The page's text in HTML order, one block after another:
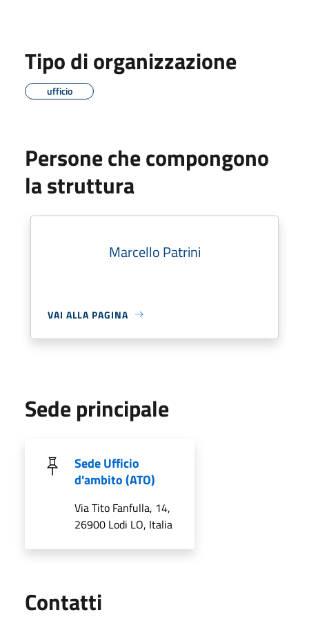
Tipo di organizzazione
ufficio
Persone che compongono
la struttura
Marcello Patrini
VAI ALLA PAGINA
Sede principale
Sede Ufficio
d'ambito (ATO)
Via Tito Fanfulla, 14,
26900 Lodi LO, Italia
Contatti